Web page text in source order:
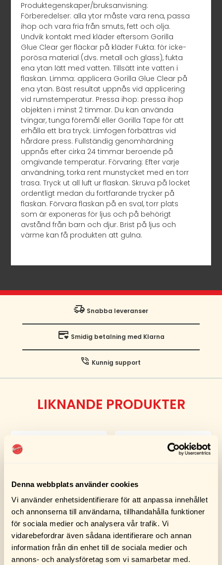
Denna webbplats använder cookies
Vi använder enhetsidentifierare för att anpassa innehållet
och annonserna till användarna, tillhandahålla funktioner
för sociala medier och analysera vår trafik. Vi
vidarebefordrar även sådana identifierare och annan
information från din enhet till de sociala medier och
annons- och analysföretag som vi samarbetar med.
Produktegenskaper/bruksanvisning:
Förberedelser: alla ytor måste vara rena, passa
ihop och vara fria från smuts, fett och olja.
Undvik kontakt med kläder eftersom Gorilla
Glue Clear ger fläckar på kläder Fukta: för icke-
porösa material (dvs. metall och glass), fukta
ena ytan lätt med vatten. Tillsätt inte vatten i
flaskan. Limma: applicera Gorilla Glue Clear på
ena ytan. Bäst resultat uppnås vid applicering
vid rumstemperatur. Pressa ihop: pressa ihop
objekten i minst 2 timmar. Du kan använda
tvingar, tunga föremål eller Gorilla Tape för att
erhålla ett bra tryck. Limfogen förbättras vid
hårdare press. Fullständig genomhärdning
uppnås efter cirka 24 timmar beroende på
omgivande temperatur. Förvaring: Efter varje
användning, torka rent munstycket med en torr
trasa. Tryck ut all luft ur flaskan. Skruva på locket
ordentligt medan du fortfarande trycker på
flaskan. Förvara flaskan på en sval, torr plats
som är exponeras för ljus och på behörigt
avstånd från barn och djur. Brist på ljus och
värme kan få produkten att gulna.
Snabba leveranser
Smidig betalning med Klarna
Kunnig support
LIKNANDE PRODUKTER
Permatex Klar RTV
Silikon 80 ml
99,00kr
Permatex Svart RTV
Silikon 80 ml
99,00kr